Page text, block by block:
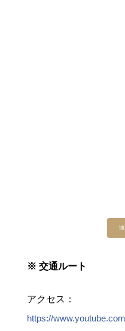
※ 交通ルート
アクセス：
https://